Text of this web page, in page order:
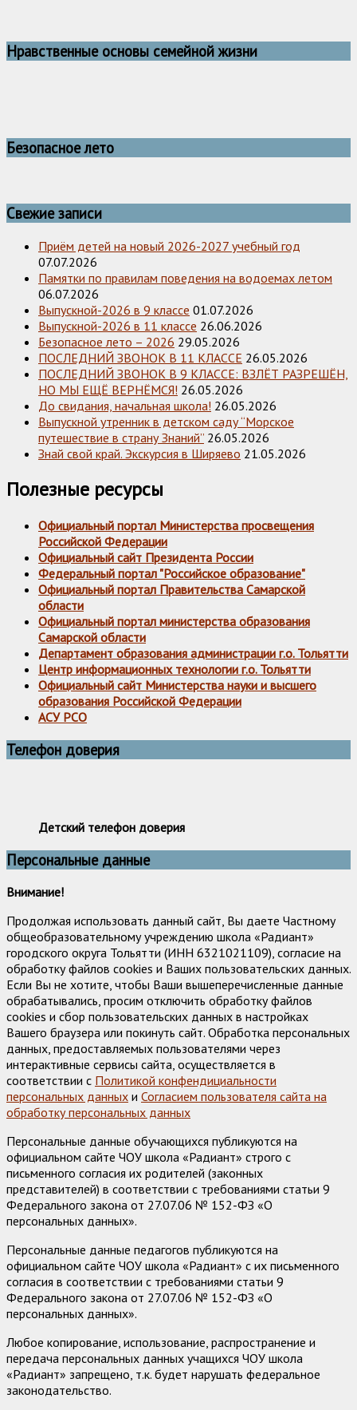
Нравственные основы семейной жизни
Безопасное лето
Свежие записи
Приём детей на новый 2026-2027 учебный год
07.07.2026
Памятки по правилам поведения на водоемах летом
06.07.2026
Выпускной-2026 в 9 классе 01.07.2026
Выпускной-2026 в 11 классе 26.06.2026
Безопасное лето – 2026 29.05.2026
ПОСЛЕДНИЙ ЗВОНОК В 11 КЛАССЕ 26.05.2026
ПОСЛЕДНИЙ ЗВОНОК В 9 КЛАССЕ: ВЗЛЁТ РАЗРЕШЁН,
НО МЫ ЕЩЁ ВЕРНЁМСЯ! 26.05.2026
До свидания, начальная школа! 26.05.2026
Выпускной утренник в детском саду “Морское
путешествие в страну Знаний” 26.05.2026
Знай свой край. Экскурсия в Ширяево 21.05.2026
Полезные ресурсы
Официальный портал Министерства просвещения
Российской Федерации
Официальный сайт Президента России
Федеральный портал "Российское образование"
Официальный портал Правительства Самарской
области
Официальный портал министерства образования
Самарской области
Департамент образования администрации г.о. Тольятти
Центр информационных технологии г.о. Тольятти
Официальный сайт Министерства науки и высшего
образования Российской Федерации
АСУ РСО
Телефон доверия
Детский телефон доверия
Персональные данные
Внимание!
Продолжая использовать данный сайт, Вы даете Частному
общеобразовательному учреждению школа «Радиант»
городского округа Тольятти (ИНН 6321021109), согласие на
обработку файлов cookies и Ваших пользовательских данных.
Если Вы не хотите, чтобы Ваши вышеперечисленные данные
обрабатывались, просим отключить обработку файлов
cookies и сбор пользовательских данных в настройках
Вашего браузера или покинуть сайт. Обработка персональных
данных, предоставляемых пользователями через
интерактивные сервисы сайта, осуществляется в
соответствии с Политикой конфендициальности
персональных данных и Согласием пользователя сайта на
обработку персональных данных
Персональные данные обучающихся публикуются на
официальном сайте ЧОУ школа «Радиант» строго с
письменного согласия их родителей (законных
представителей) в соответствии с требованиями статьи 9
Федерального закона от 27.07.06 № 152-ФЗ «О
персональных данных».
Персональные данные педагогов публикуются на
официальном сайте ЧОУ школа «Радиант» с их письменного
согласия в соответствии с требованиями статьи 9
Федерального закона от 27.07.06 № 152-ФЗ «О
персональных данных».
Любое копирование, использование, распространение и
передача персональных данных учащихся ЧОУ школа
«Радиант» запрещено, т.к. будет нарушать федеральное
законодательство.